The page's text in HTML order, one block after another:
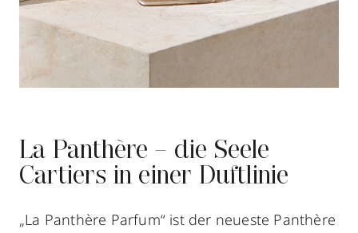
La Panthère – die Seele
Cartiers in einer Duftlinie
„La Panthère Parfum“ ist der neueste Panthère